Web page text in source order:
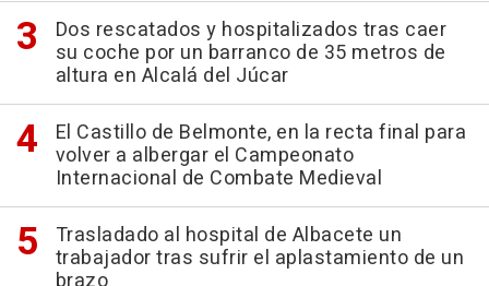
Dos rescatados y hospitalizados tras caer
su coche por un barranco de 35 metros de
altura en Alcalá del Júcar
El Castillo de Belmonte, en la recta final para
volver a albergar el Campeonato
Internacional de Combate Medieval
Trasladado al hospital de Albacete un
trabajador tras sufrir el aplastamiento de un